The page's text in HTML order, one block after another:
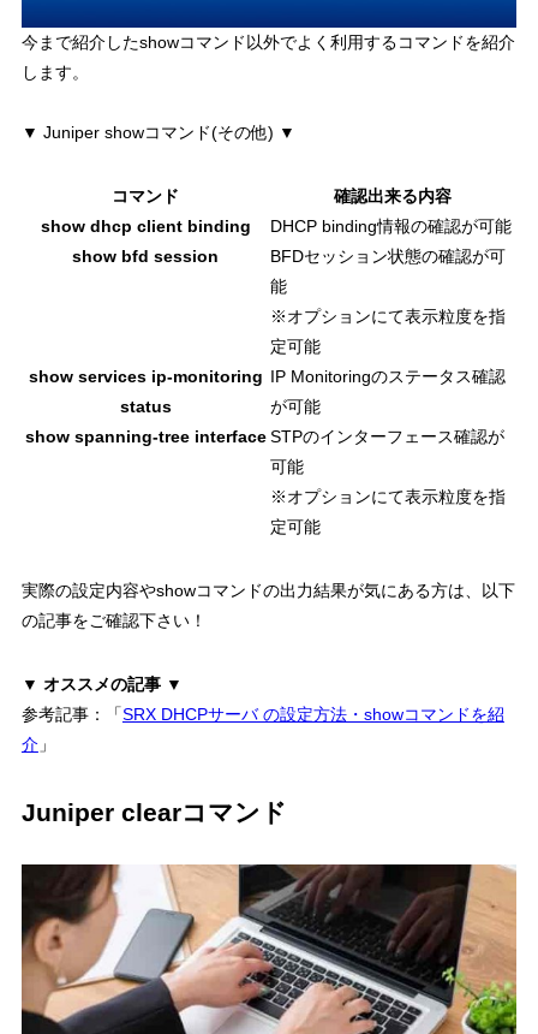
今まで紹介したshowコマンド以外でよく利用するコマンドを紹介
します。
▼ Juniper showコマンド(その他) ▼
コマンド
確認出来る内容
show dhcp client binding
DHCP binding情報の確認が可能
show bfd session
BFDセッション状態の確認が可
能
※オプションにて表示粒度を指
定可能
show services ip-monitoring
status
IP Monitoringのステータス確認
が可能
show spanning-tree interfaceSTPのインターフェース確認が
可能
※オプションにて表示粒度を指
定可能
実際の設定内容やshowコマンドの出力結果が気にある方は、以下
の記事をご確認下さい！
▼ オススメの記事 ▼
参考記事：「SRX DHCPサーバ の設定方法・showコマンドを紹
介」
Juniper clearコマンド